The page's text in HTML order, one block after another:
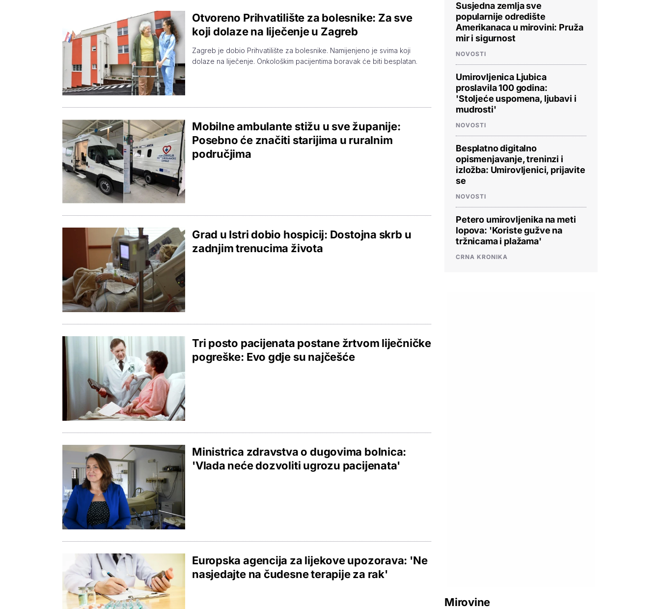
Otvoreno Prihvatilište za bolesnike: Za sve
koji dolaze na liječenje u Zagreb
Zagreb je dobio Prihvatilište za bolesnike. Namijenjeno je svima koji
dolaze na liječenje. Onkološkim pacijentima boravak će biti besplatan.
Mobilne ambulante stižu u sve županije:
Posebno će značiti starijima u ruralnim
područjima
Grad u Istri dobio hospicij: Dostojna skrb u
zadnjim trenucima života
Tri posto pacijenata postane žrtvom liječničke
pogreške: Evo gdje su najčešće
Ministrica zdravstva o dugovima bolnica:
'Vlada neće dozvoliti ugrozu pacijenata'
Europska agencija za lijekove upozorava: 'Ne
nasjedajte na čudesne terapije za rak'
Susjedna zemlja sve
popularnije odredište
Amerikanaca u mirovini: Pruža
mir i sigurnost
NOVOSTI
Umirovljenica Ljubica
proslavila 100 godina:
'Stoljeće uspomena, ljubavi i
mudrosti'
NOVOSTI
Besplatno digitalno
opismenjavanje, treninzi i
izložba: Umirovljenici, prijavite
se
NOVOSTI
Petero umirovljenika na meti
lopova: 'Koriste gužve na
tržnicama i plažama'
CRNA KRONIKA
Mirovine